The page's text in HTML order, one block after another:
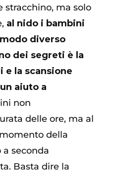
stracchino, ma solo
al nido i bambini
diverso
dei segreti è la
la scansione
aiuto a
non
delle ore, ma al
della
seconda
Basta dire la